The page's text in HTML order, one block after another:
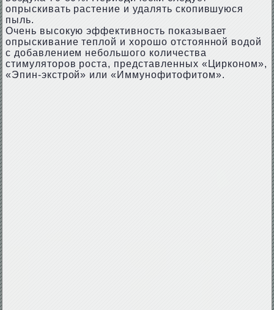
опрыскивать растение и удалять скопившуюся
пыль.
Очень высокую эффективность показывает
опрыскивание теплой и хорошо отстоянной водой
с добавлением небольшого количества
стимуляторов роста, представленных «Цирконом»,
«Эпин-экстрой» или «Иммунофитофитом».